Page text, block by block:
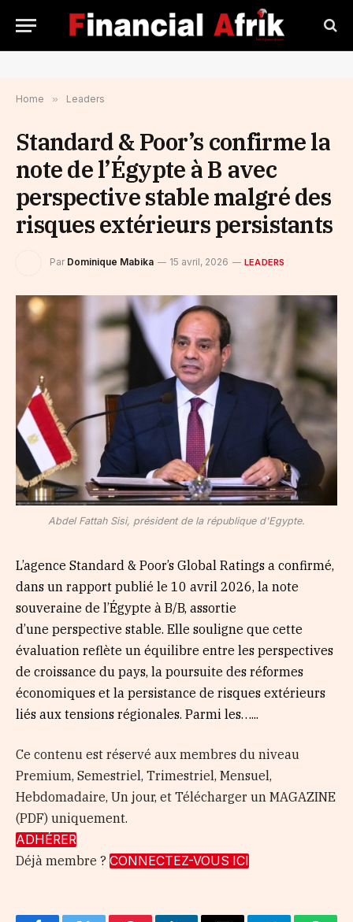
Home » Leaders
Standard & Poor’s confirme la
note de l’Égypte à B avec
perspective stable malgré des
risques extérieurs persistants
Par Dominique Mabika 15 avril, 2026 LEADERS
Abdel Fattah Sisi, président de la république d'Egypte.
L’agence Standard & Poor’s Global Ratings a confirmé,
dans un rapport publié le 10 avril 2026, la note
souveraine de l’Égypte à B/B, assortie
d’une perspective stable. Elle souligne que cette
évaluation reflète un équilibre entre les perspectives
de croissance du pays, la poursuite des réformes
économiques et la persistance de risques extérieurs
liés aux tensions régionales. Parmi les…...
Ce contenu est réservé aux membres du niveau
Premium, Semestriel, Trimestriel, Mensuel,
Hebdomadaire, Un jour, et Télécharger un MAGAZINE
(PDF) uniquement.
ADHÉRER
Déjà membre ? CONNECTEZ-VOUS ICI